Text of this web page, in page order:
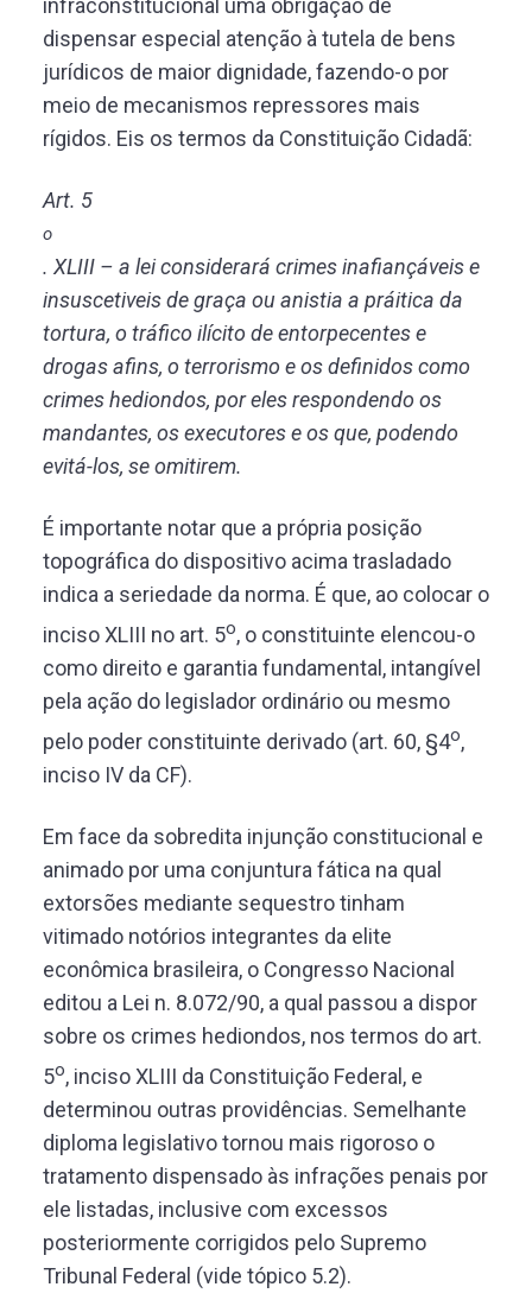
infraconstitucional uma obrigação de
dispensar especial atenção à tutela de bens
jurídicos de maior dignidade, fazendo-o por
meio de mecanismos repressores mais
rígidos. Eis os termos da Constituição Cidadã:
Art. 5
o
. XLIII – a lei considerará crimes inafiançáveis e
insuscetiveis de graça ou anistia a práitica da
tortura, o tráfico ilícito de entorpecentes e
drogas afins, o terrorismo e os definidos como
crimes hediondos, por eles respondendo os
mandantes, os executores e os que, podendo
evitá-los, se omitirem.
É importante notar que a própria posição
topográfica do dispositivo acima trasladado
indica a seriedade da norma. É que, ao colocar o
inciso XLIII no art. 5o, o constituinte elencou-o
como direito e garantia fundamental, intangível
pela ação do legislador ordinário ou mesmo
pelo poder constituinte derivado (art. 60, §4o,
inciso IV da CF).
Em face da sobredita injunção constitucional e
animado por uma conjuntura fática na qual
extorsões mediante sequestro tinham
vitimado notórios integrantes da elite
econômica brasileira, o Congresso Nacional
editou a Lei n. 8.072/90, a qual passou a dispor
sobre os crimes hediondos, nos termos do art.
5o, inciso XLIII da Constituição Federal, e
determinou outras providências. Semelhante
diploma legislativo tornou mais rigoroso o
tratamento dispensado às infrações penais por
ele listadas, inclusive com excessos
posteriormente corrigidos pelo Supremo
Tribunal Federal (vide tópico 5.2).